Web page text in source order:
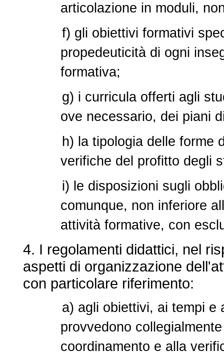
articolazione in moduli,
f) gli obiettivi formativi
propedeuticità di ogni
formativa;
g) i curricula offerti agli
ove necessario, dei piani
h) la tipologia delle forme
verifiche del profitto degli
i) le disposizioni sugli
comunque, non inferiore
attività formative, con
4. I regolamenti didattici, nel
aspetti di organizzazione
con particolare riferimento:
a) agli obiettivi, ai tempi e
provvedono
coordinamento e alla